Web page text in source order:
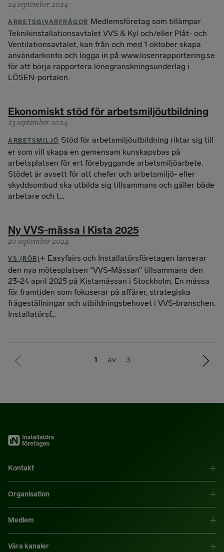
24 september 2024
ARBETSGIVARFRÅGOR Medlemsföretag som tillämpar
Teknikinstallationsavtalet VVS & Kyl och/eller Plåt- och
Ventilationsavtalet, kan från och med 1 oktober skapa
användarkonto och logga in på www.losenrapportering.se
för att börja rapportera lönegranskningsunderlag i
LÖSEN-portalen.
Ekonomiskt stöd för arbetsmiljöutbildning
23 september 2024
ARBETSMILJÖ Stöd för arbetsmiljöutbildning riktar sig till
er som vill skapa en gemensam kunskapsbas på
arbetsplatsen för ert förebyggande arbetsmiljöarbete.
Stödet är avsett för att chefer och arbetsmiljö- eller
skyddsombud ska utbilda sig tillsammans och gäller både
arbetare och t...
Ny VVS-mässa i Kista 2025
20 september 2024
VS (RÖR)
Easyfairs och Installatörsföretagen lanserar
den nya mötesplatsen “VVS-Mässan” tillsammans den
23-24 april 2025 på Kistamässan i Stockholm. En mässa
för framtiden som fokuserar på affärer, strategiska
frågeställningar och utbildningsbehovet i VVS-branschen.
Installatörsf...
Du
1 av 3
Nästa
sida
Kontakt
Organisation
Medlem
Våra kanaler